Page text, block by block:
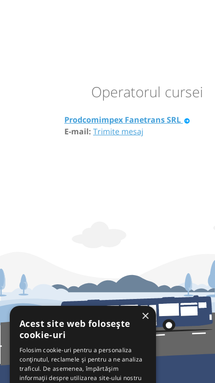
Operatorul cursei
Prodcomimpex Fanetrans SRL
E-mail: Trimite mesaj
Pentru Călători
×
Acest site web folosește
cookie-uri
Folosim cookie-uri pentru a personaliza
conținutul, reclamele și pentru a ne analiza
traficul. De asemenea, împărtășim
informații despre utilizarea site-ului nostru